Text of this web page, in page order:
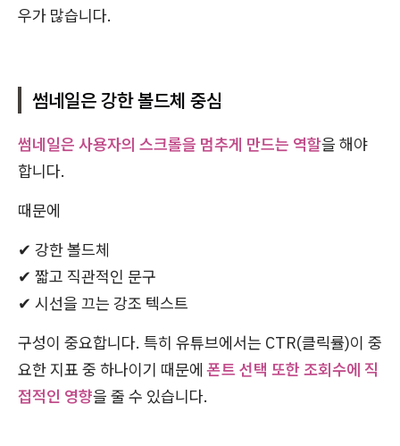
우가 많습니다.
썸네일은 강한 볼드체 중심
썸네일은 사용자의 스크롤을 멈추게 만드는 역할을 해야
합니다.
때문에
✔ 강한 볼드체
✔ 짧고 직관적인 문구
✔ 시선을 끄는 강조 텍스트
구성이 중요합니다. 특히 유튜브에서는 CTR(클릭률)이 중
요한 지표 중 하나이기 때문에폰트 선택 또한 조회수에 직
접적인 영향을 줄 수 있습니다.